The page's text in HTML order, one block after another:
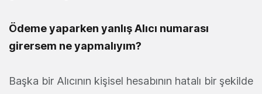
Ödeme yaparken yanlış Alıcı numarası
girersem ne yapmalıyım?
Başka bir Alıcının kişisel hesabının hatalı bir şekilde